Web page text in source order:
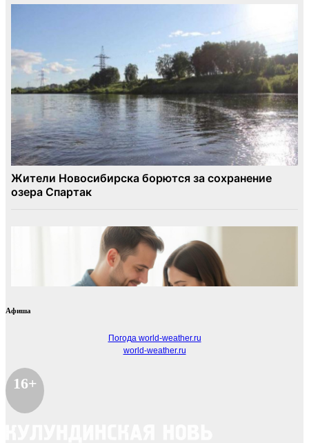
Афиша
Погода world-weather.ru
world-weather.ru
16+